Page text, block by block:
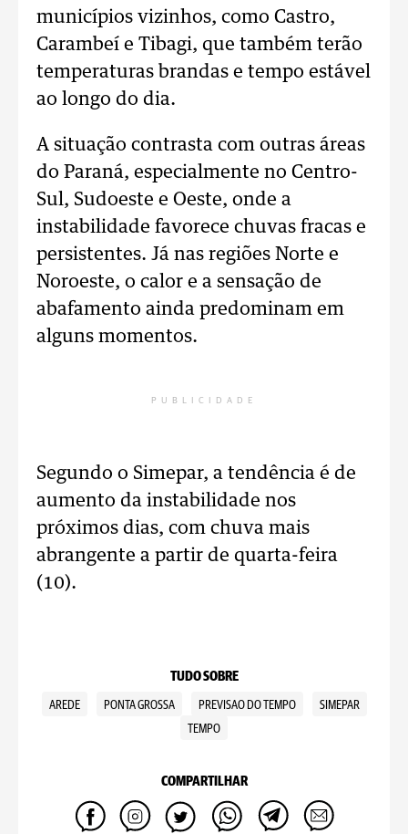
municípios vizinhos, como Castro,
Carambeí e Tibagi, que também terão
temperaturas brandas e tempo estável
ao longo do dia.
A situação contrasta com outras áreas
do Paraná, especialmente no Centro-
Sul, Sudoeste e Oeste, onde a
instabilidade favorece chuvas fracas e
persistentes. Já nas regiões Norte e
Noroeste, o calor e a sensação de
abafamento ainda predominam em
alguns momentos.
PUBLICIDADE
Segundo o Simepar, a tendência é de
aumento da instabilidade nos
próximos dias, com chuva mais
abrangente a partir de quarta-feira
(10).
TUDO SOBRE
AREDE PONTA GROSSA PREVISAO DO TEMPO
SIMEPAR
TEMPO
COMPARTILHAR